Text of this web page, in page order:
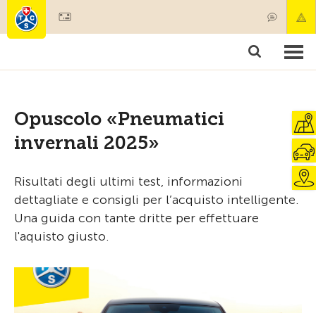
Societariato & prestazioni
Opuscolo «Pneumatici
invernali 2025»
Risultati degli ultimi test, informazioni
dettagliate e consigli per l’acquisto intelligente.
Una guida con tante dritte per effettuare
l'aquisto giusto.